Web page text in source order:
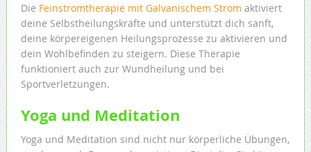
Die Feinstromtherapie mit Galvanischem Strom aktiviert
deine Selbstheilungskräfte und unterstützt dich sanft,
deine körpereigenen Heilungsprozesse zu aktivieren und
dein Wohlbefinden zu steigern. Diese Therapie
funktioniert auch zur Wundheilung und bei
Sportverletzungen.
Yoga und Meditation
Yoga und Meditation sind nicht nur körperliche Übungen,